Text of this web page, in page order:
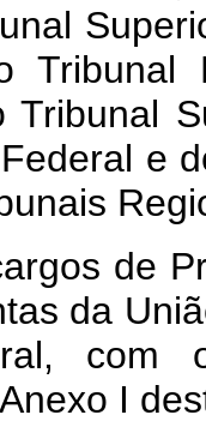
Tribunal
Tribunal
e
de
da
I